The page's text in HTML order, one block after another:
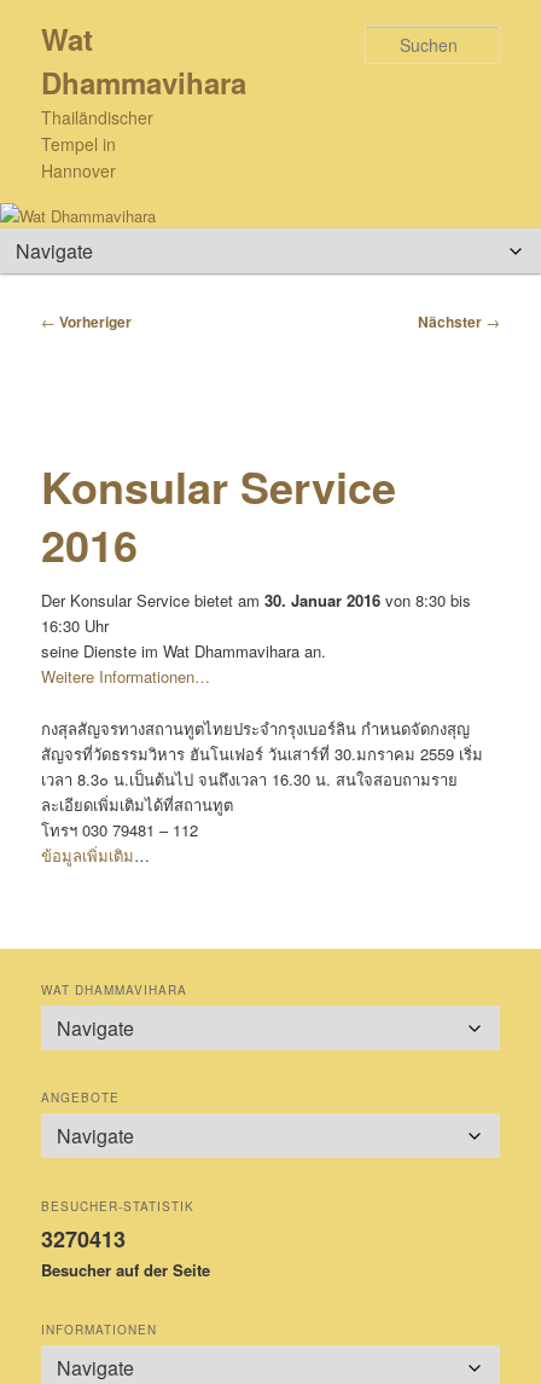
primären
springen
Wat
Dhammavihara
Thailändischer
Tempel in
Hannover
Hauptmenü
Beitragsnavigation
← Vorheriger Nächster →
Konsular Service
2016
Der Konsular Service bietet am30. Januar 2016 von 8:30 bis
16:30 Uhr
seine Dienste im Wat Dhammavihara an.
Weitere Informationen…
กงสุลสัญจรทางสถานทูตไทยประจำกรุงเบอร์ลิน กำหนดจัดกงสุญ
สัญจรที่วัดธรรมวิหาร ฮันโนเฟอร์ วันเสาร์ที่ 30.มกราคม 2559 เริ่ม
เวลา 8.3๐ น.เป็นต้นไป จนถึงเวลา 16.30 น. สนใจสอบถามราย
ละเอียดเพิ่มเติมได้ที่สถานทูต
โทรฯ 030 79481 – 112
ข้อมูลเพิ่มเติม…
WAT DHAMMAVIHARA
ANGEBOTE
BESUCHER-STATISTIK
3270413
Besucher auf der Seite
INFORMATIONEN